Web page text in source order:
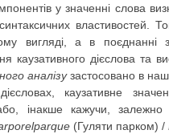
у значенні слова
властивостей.
вигляді, а в
каузативного дієслова та
аналізузастосовано в
каузативне
інакше кажучи, залежно
porelparque(Гуляти парком) /